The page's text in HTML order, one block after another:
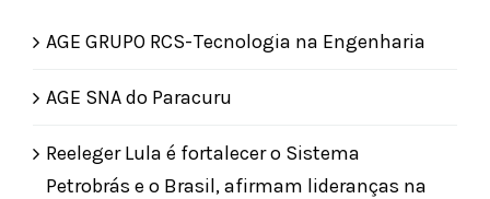
AGE GRUPO RCS-Tecnologia na Engenharia
AGE SNA do Paracuru
Reeleger Lula é fortalecer o Sistema
Petrobrás e o Brasil, afirmam lideranças na